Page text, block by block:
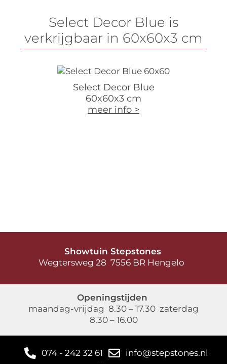
Select Decor Blue is
verkrijgbaar in 60x60x3 cm
Select Decor Blue
60x60x3 cm
meer info >
Showtuin Stepstones
Wegtersweg 28 7556 BR Hengelo
Openingstijden
maandag-vrijdag 8.30 – 17.30 zaterdag
8.30 – 16.00
074 - 242 32 61
info@stepstones.nl